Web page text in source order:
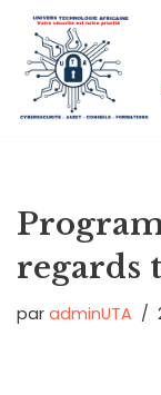
Aller
contenu
regards
par adminUTA